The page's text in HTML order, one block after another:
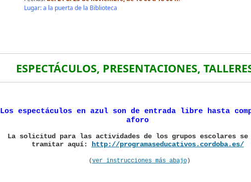
Lugar: a la puerta de la Biblioteca
ESPECTÁCULOS, PRESENTACIONES,
Los espectáculos en azul son de entrada libre hasta
aforo
La solicitud para las actividades de los grupos escolares se
tramitar aquí: http://programaseducativos.cordoba.es/
(ver instrucciones más abajo)